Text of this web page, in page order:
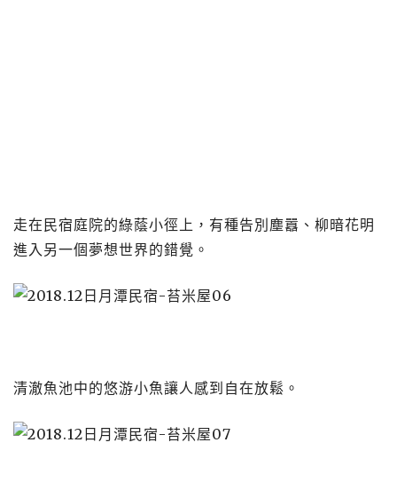
走在民宿庭院的綠蔭小徑上，有種告別塵囂、柳暗花明
進入另一個夢想世界的錯覺。
清澈魚池中的悠游小魚讓人感到自在放鬆。